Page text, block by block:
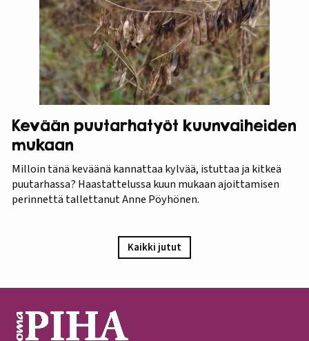
Kevään puutarhatyöt kuunvaiheiden
mukaan
Milloin tänä keväänä kannattaa kylvää, istuttaa ja kitkeä
puutarhassa? Haastattelussa kuun mukaan ajoittamisen
perinnettä tallettanut Anne Pöyhönen.
Kaikki jutut